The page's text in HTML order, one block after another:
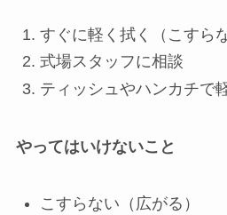
すぐに軽く拭く（こすら
式場スタッフに相談
ティッシュやハンカチで
やってはいけないこと
こすらない（広がる）